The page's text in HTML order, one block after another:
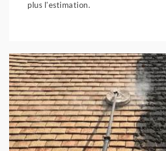
plus l'estimation.